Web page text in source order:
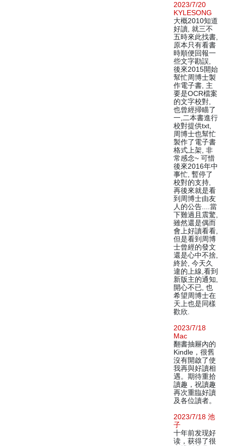
2023/7/20
KYLESONG
大概2010知道
好讀, 就三不
五時來此找書,
原本只有看書
時順便回報一
些文字勘誤,
後來2015開始
幫忙周博士製
作電子書, 主
要是OCR檔案
的文字校對,
也曾經掃瞄了
一,二本書進行
校對提供txt,
周博士也幫忙
製作了電子書
格式上架, 非
常感念~ 可惜
後來2016年中
事忙, 暫停了
校對的支持,
再後來就是看
到周博士由友
人的公告....當
下難過且震驚,
雖然還是偶而
會上好讀看看,
但是看到周博
士曾經的發文
還是心中不捨,
終於, 今天久
違的上線,看到
新版主的通知,
開心不已, 也
希望周博士在
天上也是同樣
歡欣.
2023/7/18
Mac
翻書抽屜內的
Kindle，很舊
沒有開啟了使
我再與好讀相
遇。期待重拾
讀趣，祝讀趣
再次重臨好讀
及各位讀者。
2023/7/18 池
子
十年前发现好
读，获得了很